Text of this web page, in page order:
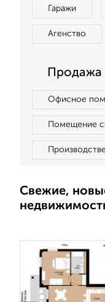
Гаражи
Агенство
Продажа
Офисное
Помещение
Свежие,